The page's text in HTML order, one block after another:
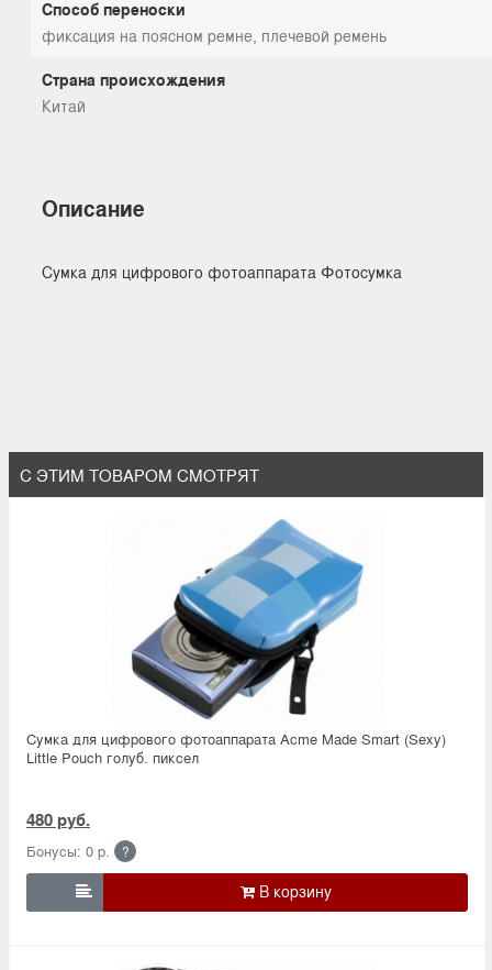
Способ переноски
фиксация на поясном ремне, плечевой ремень
Страна происхождения
Китай
Описание
Сумка для цифрового фотоаппарата Фотосумка
С ЭТИМ ТОВАРОМ СМОТРЯТ
Сумка для цифрового фотоаппарата Acme Made Smart (Sexy)
Little Pouch голуб. пиксел
480 руб.
Бонусы: 0 р. ?
